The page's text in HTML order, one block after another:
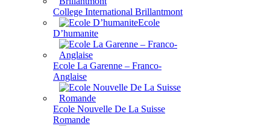
College International Brillantmont
Ecole
D’humanite
Ecole La Garenne – Franco-
Anglaise
Ecole Nouvelle De La Suisse
Romande